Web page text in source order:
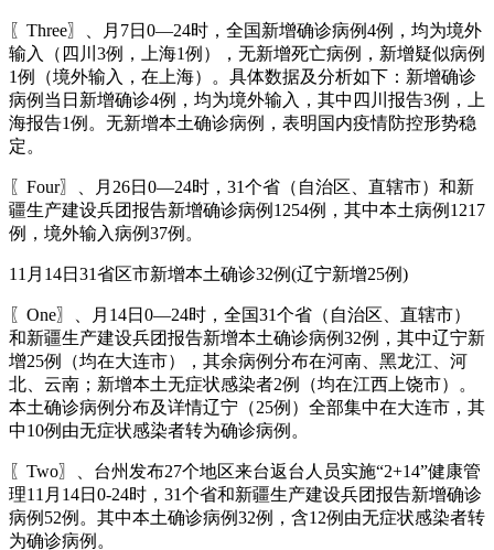
〖Three〗、月7日0—24时，全国新增确诊病例4例，均为境外
输入（四川3例，上海1例），无新增死亡病例，新增疑似病例
1例（境外输入，在上海）。具体数据及分析如下：新增确诊
病例当日新增确诊4例，均为境外输入，其中四川报告3例，上
海报告1例。无新增本土确诊病例，表明国内疫情防控形势稳
定。
〖Four〗、月26日0—24时，31个省（自治区、直辖市）和新
疆生产建设兵团报告新增确诊病例1254例，其中本土病例1217
例，境外输入病例37例。
11月14日31省区市新增本土确诊32例(辽宁新增25例)
〖One〗、月14日0—24时，全国31个省（自治区、直辖市）
和新疆生产建设兵团报告新增本土确诊病例32例，其中辽宁新
增25例（均在大连市），其余病例分布在河南、黑龙江、河
北、云南；新增本土无症状感染者2例（均在江西上饶市）。
本土确诊病例分布及详情辽宁（25例）全部集中在大连市，其
中10例由无症状感染者转为确诊病例。
〖Two〗、台州发布27个地区来台返台人员实施“2+14”健康管
理11月14日0-24时，31个省和新疆生产建设兵团报告新增确诊
病例52例。其中本土确诊病例32例，含12例由无症状感染者转
为确诊病例。